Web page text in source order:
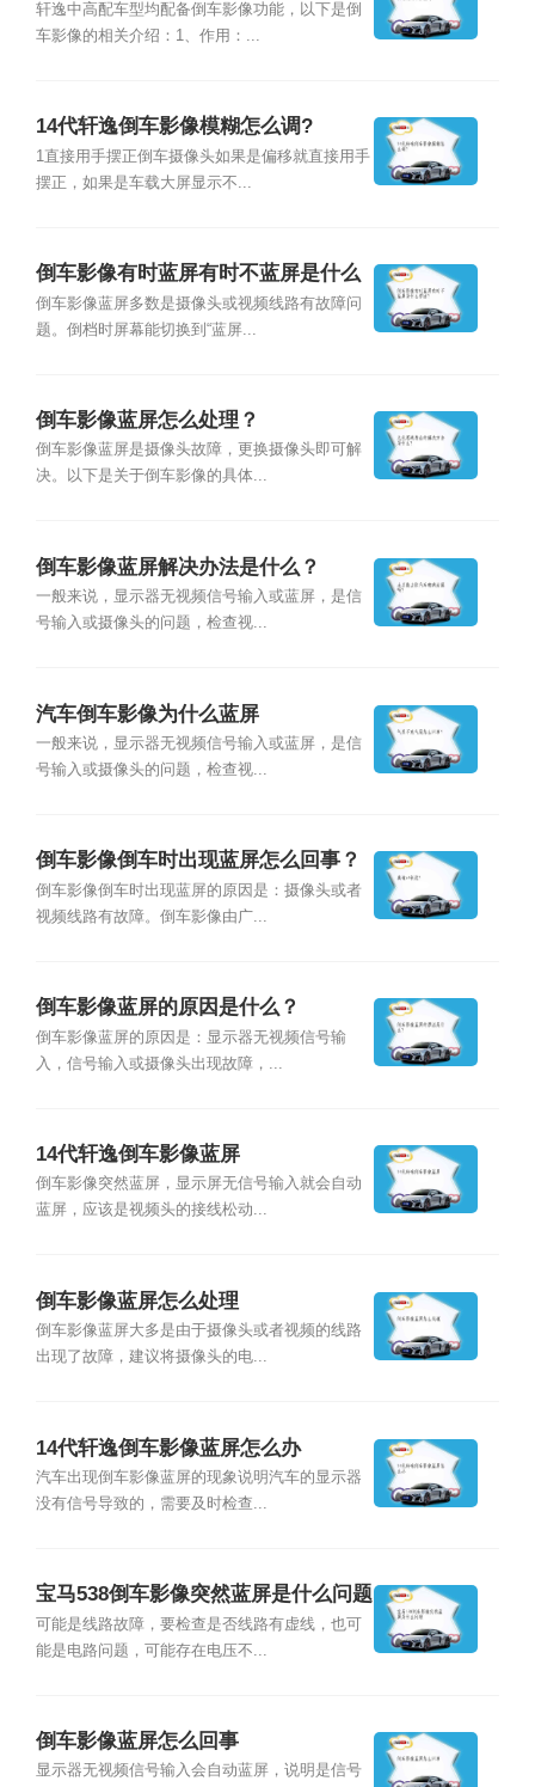
轩逸中高配车型均配备倒车影像功能，以下是倒
车影像的相关介绍：1、作用：...
14代轩逸倒车影像模糊怎么调?
1直接用手摆正倒车摄像头如果是偏移就直接用手
摆正，如果是车载大屏显示不...
倒车影像有时蓝屏有时不蓝屏是什么
原因？
倒车影像蓝屏多数是摄像头或视频线路有故障问
题。倒档时屏幕能切换到“蓝屏...
倒车影像蓝屏怎么处理？
倒车影像蓝屏是摄像头故障，更换摄像头即可解
决。以下是关于倒车影像的具体...
倒车影像蓝屏解决办法是什么？
一般来说，显示器无视频信号输入或蓝屏，是信
号输入或摄像头的问题，检查视...
汽车倒车影像为什么蓝屏
一般来说，显示器无视频信号输入或蓝屏，是信
号输入或摄像头的问题，检查视...
倒车影像倒车时出现蓝屏怎么回事？
倒车影像倒车时出现蓝屏的原因是：摄像头或者
视频线路有故障。倒车影像由广...
倒车影像蓝屏的原因是什么？
倒车影像蓝屏的原因是：显示器无视频信号输
入，信号输入或摄像头出现故障，...
14代轩逸倒车影像蓝屏
倒车影像突然蓝屏，显示屏无信号输入就会自动
蓝屏，应该是视频头的接线松动...
倒车影像蓝屏怎么处理
倒车影像蓝屏大多是由于摄像头或者视频的线路
出现了故障，建议将摄像头的电...
14代轩逸倒车影像蓝屏怎么办
汽车出现倒车影像蓝屏的现象说明汽车的显示器
没有信号导致的，需要及时检查...
宝马538倒车影像突然蓝屏是什么问题
可能是线路故障，要检查是否线路有虚线，也可
能是电路问题，可能存在电压不...
倒车影像蓝屏怎么回事
显示器无视频信号输入会自动蓝屏，说明是信号